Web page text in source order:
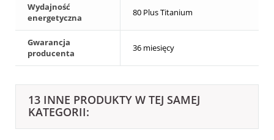
Wydajność
energetyczna
80 Plus Titanium
Gwarancja
producenta
36 miesięcy
13 INNE PRODUKTY W TEJ SAMEJ
KATEGORII: